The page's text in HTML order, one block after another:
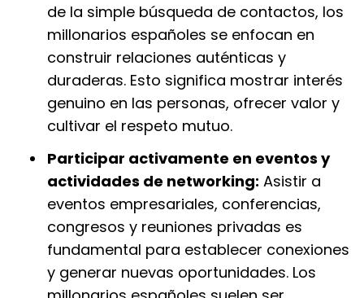
de la simple búsqueda de contactos, los
millonarios españoles se enfocan en
construir relaciones auténticas y
duraderas. Esto significa mostrar interés
genuino en las personas, ofrecer valor y
cultivar el respeto mutuo.
Participar activamente en eventos y
actividades de networking: Asistir a
eventos empresariales, conferencias,
congresos y reuniones privadas es
fundamental para establecer conexiones
y generar nuevas oportunidades. Los